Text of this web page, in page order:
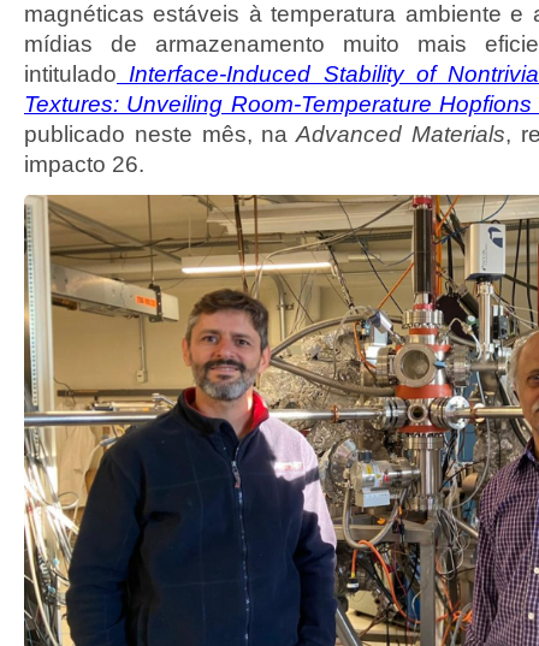
magnéticas estáveis à temperatura ambiente e
mídias de armazenamento muito mais
intitulado Interface-Induced Stability of
Textures: Unveiling Room-Temperature
publicado neste mês, na Advanced Materials,
impacto 26.